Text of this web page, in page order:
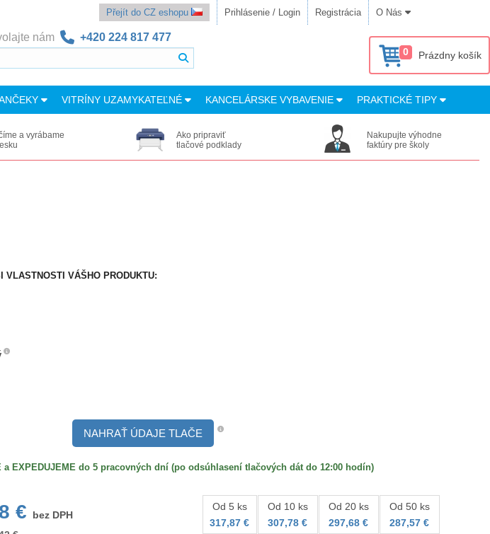
Přejít do CZ eshopu Prihlásenie / Login Registrácia O Nás
nám +420 224 817 477
0 Prázdny košík
VITRÍNY UZAMYKATEĽNÉ KANCELÁRSKE VYBAVENIE PRAKTICKÉ TIPY
a vyrábame
Ako pripraviť
tlačové podklady
Nakupujte výhodne
faktúry pre školy
VLASTNOSTI VÁŠHO PRODUKTU:
NAHRAŤ ÚDAJE TLAČE
a EXPEDUJEME do 5 pracovných dní (po odsúhlasení tlačových dát do 12:00 hodín)
€
bez DPH
Od 5 ks
317,87 €
Od 10 ks
307,78 €
Od 20 ks
297,68 €
Od 50 ks
287,57 €